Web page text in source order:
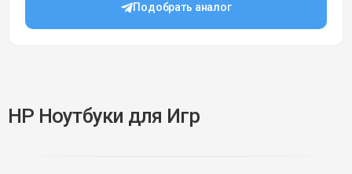
Подобрать аналог
HP Ноутбуки для Игр